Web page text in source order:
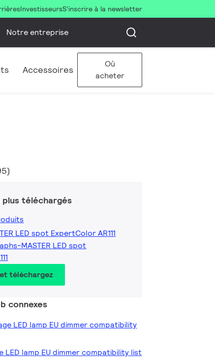
InvestisseursS’inscrire à la newsletter
Notre entreprise
Accessoires
Où
acheter
plus téléchargés
LED spot ExpertColor AR111
MASTER LED spot
téléchargez
connexes
LED lamp EU dimmer compatibility
LED lamp EU dimmer compatibility list